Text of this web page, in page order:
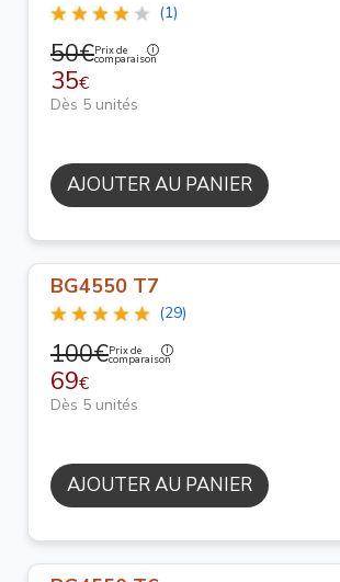
(1)
50€Prix de
comparaison
35€
Dès 5 unités
AJOUTER AU PANIER
BG4550 T7
(29)
100€Prix de
comparaison
69€
Dès 5 unités
AJOUTER AU PANIER